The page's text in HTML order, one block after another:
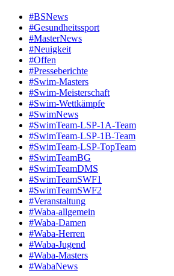
#BSNews
#Gesundheitssport
#MasterNews
#Neuigkeit
#Offen
#Presse­berichte
#Swim-Masters
#Swim-Meister­schaft
#Swim-Wett­kämpfe
#SwimNews
#SwimTeam-LSP-1A-Team
#SwimTeam-LSP-1B-Team
#SwimTeam-LSP-TopTeam
#SwimTeamBG
#SwimTeamDMS
#SwimTeamSWF1
#SwimTeamSWF2
#Veranstaltung
#Waba-allgemein
#Waba-Damen
#Waba-Herren
#Waba-Jugend
#Waba-Masters
#WabaNews